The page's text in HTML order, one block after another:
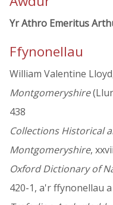
Yr Athro Emeritus
Ffynonellau
William Valentine
Montgomeryshire
438
Collections Historical
Montgomeryshire,
Oxford Dictionary of
420-1, a'r ffynonellau